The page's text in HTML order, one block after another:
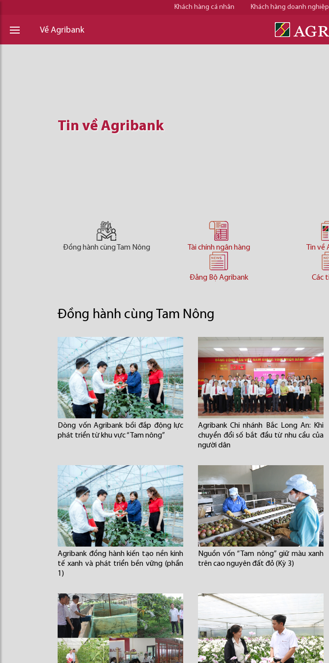
Khách hàng cá nhân Khách hàng doanh nghiệp
Về Agribank
Tin về Agribank
Tin về Agribank
Tin về Agribank
Đồng hành cùng Tam Nông Tài chính ngân hàng Tin
Đảng Bộ Agribank Các
Đồng hành cùng Tam Nông
Dòng vốn Agribank bồi đắp động lực
phát triển từ khu vực “Tam nông”
Agribank Chi nhánh Bắc Long An: Khi
chuyển đổi số bắt đầu từ nhu cầu của
người dân
Agribank đồng hành kiến tạo nền kinh
tế xanh và phát triển bền vững (phần
1)
Nguồn vốn “Tam nông” giữ màu xanh
trên cao nguyên đất đỏ (Kỳ 3)